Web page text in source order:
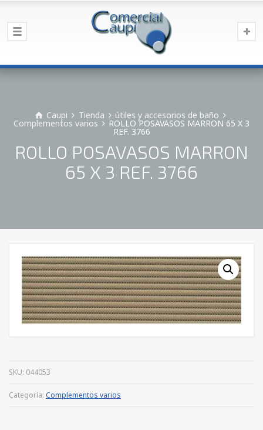
Caupi Tienda útiles y accesorios de baño
Complementos varios ROLLO POSAVASOS MARRON 65 X 3
REF. 3766
ROLLO POSAVASOS MARRON
65 X 3 REF. 3766
SKU: 044053
Categoría: Complementos varios